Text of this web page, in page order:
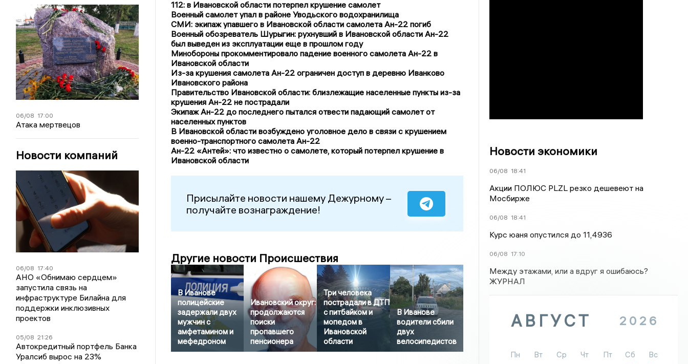
06/08 17:00
Атака мертвецов
Новости компаний
06/08 17:40
АНО «Обнимаю сердцем»
запустила связь на
инфраструктуре Билайна для
поддержки инклюзивных
проектов
05/08 21:26
Автокредитный портфель Банка
Уралсиб вырос на 23%
112: в Ивановской области потерпел крушение самолет
Военный самолет упал в районе Уводьского водохранилища
СМИ: экипаж упавшего в Ивановской области самолета Ан-22 погиб
Военный обозреватель Шурыгин: рухнувший в Ивановской области Ан-22
был выведен из эксплуатации еще в прошлом году
Минобороны прокомментировало падение военного самолета Ан-22 в
Ивановской области
Из-за крушения самолета Ан-22 ограничен доступ в деревню Иванково
Ивановского района
Правительство Ивановской области: близлежащие населенные пункты из-за
крушения Ан-22 не пострадали
Экипаж Ан-22 до последнего пытался отвести падающий самолет от
населенных пунктов
В Ивановской области возбуждено уголовное дело в связи с крушением
военно-транспортного самолета Ан-22
Ан-22 «Антей»: что известно о самолете, который потерпел крушение в
Ивановской области
Присылайте новости нашему Дежурному –
получайте вознаграждение!
Другие новости Происшествия
В Иванове
полицейские
задержали двух
мужчин с
амфетамином и
мефедроном
Ивановский округ:
продолжаются
поиски
пропавшего
пенсионера
Три человека
пострадали в ДТП
с питбайком и
мопедом в
Ивановской
области
В Иванове
водители сбили
двух
велосипедистов
Новости экономики
06/08 18:41
Акции ПОЛЮС PLZL резко дешевеют на
Мосбирже
06/08 18:41
Курс юаня опустился до 11,4936
06/08 17:10
Между этажами, или а вдруг я ошибаюсь?
ЖУРНАЛ
АВГУСТ 2026
Пн Вт Ср Чт Пт Сб
Вс